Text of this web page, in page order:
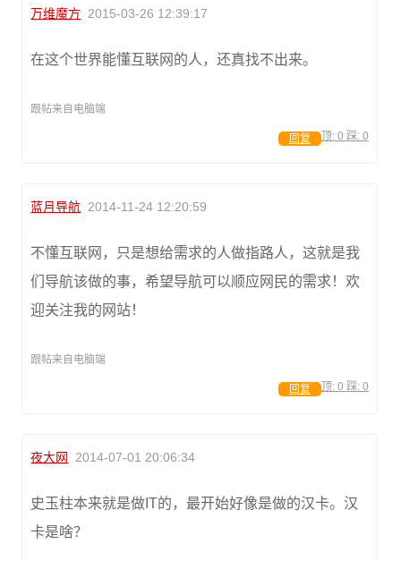
万维魔方 2015-03-26 12:39:17
在这个世界能懂互联网的人，还真找不出来。
跟帖来自电脑端
顶: 0 踩: 0
回复
蓝月导航 2014-11-24 12:20:59
不懂互联网，只是想给需求的人做指路人，这就是我
们导航该做的事，希望导航可以顺应网民的需求！欢
迎关注我的网站！
跟帖来自电脑端
顶: 0 踩: 0
回复
夜大网 2014-07-01 20:06:34
史玉柱本来就是做IT的，最开始好像是做的汉卡。汉
卡是啥？